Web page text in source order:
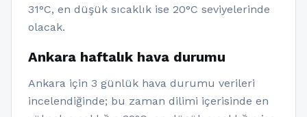
31°C, en düşük sıcaklık ise 20°C seviyelerinde
olacak.
Ankara haftalık hava durumu
Ankara için 3 günlük hava durumu verileri
incelendiğinde; bu zaman dilimi içerisinde en